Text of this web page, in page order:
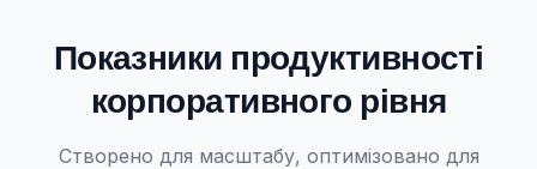
Показники продуктивності
корпоративного рівня
Створено для масштабу, оптимізовано для